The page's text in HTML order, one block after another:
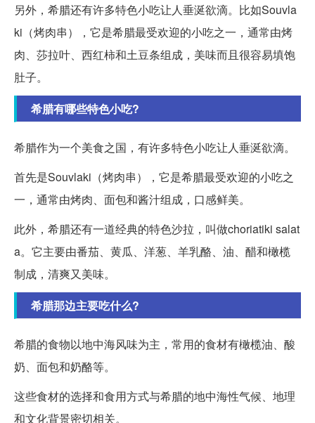
另外，希腊还有许多特色小吃让人垂涎欲滴。比如Souvla
ki（烤肉串），它是希腊最受欢迎的小吃之一，通常由烤
肉、莎拉叶、西红柿和土豆条组成，美味而且很容易填饱
肚子。
希腊有哪些特色小吃?
希腊作为一个美食之国，有许多特色小吃让人垂涎欲滴。
首先是Souvlaki（烤肉串），它是希腊最受欢迎的小吃之
一，通常由烤肉、面包和酱汁组成，口感鲜美。
此外，希腊还有一道经典的特色沙拉，叫做choriatiki salat
a。它主要由番茄、黄瓜、洋葱、羊乳酪、油、醋和橄榄
制成，清爽又美味。
希腊那边主要吃什么?
希腊的食物以地中海风味为主，常用的食材有橄榄油、酸
奶、面包和奶酪等。
这些食材的选择和食用方式与希腊的地中海性气候、地理
和文化背景密切相关。